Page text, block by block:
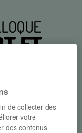
de collecter des
votre
des contenus